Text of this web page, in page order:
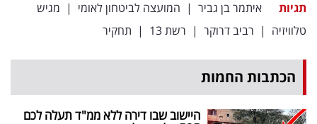
תגיות איתמר בן גביר | המועצה לביטחון לאומי | מגיש
טלוויזיה | רביב דרוקר | רשת 13 | תחקיר
הכתבות החמות
היישוב שבו דירה ללא ממ"ד תעלה לכם